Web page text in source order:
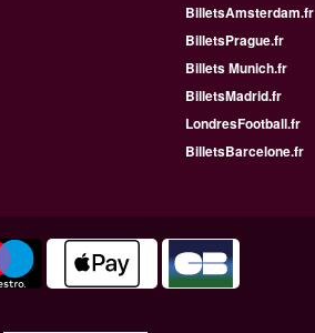
BilletsAmsterdam.fr
BilletsPrague.fr
Billets Munich.fr
BilletsMadrid.fr
LondresFootball.fr
BilletsBarcelone.fr